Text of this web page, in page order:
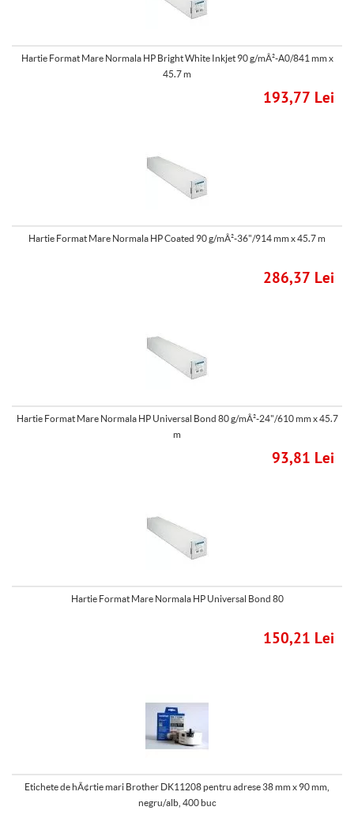
Hartie Format Mare Normala HP Bright White Inkjet 90 g/mÂ²-A0/841 mm x
45.7 m
193,77 Lei
Hartie Format Mare Normala HP Coated 90 g/mÂ²-36"/914 mm x 45.7 m
286,37 Lei
Hartie Format Mare Normala HP Universal Bond 80 g/mÂ²-24"/610 mm x 45.7
m
93,81 Lei
Hartie Format Mare Normala HP Universal Bond 80
150,21 Lei
Etichete de hÃ¢rtie mari Brother DK11208 pentru adrese 38 mm x 90 mm,
negru/alb, 400 buc